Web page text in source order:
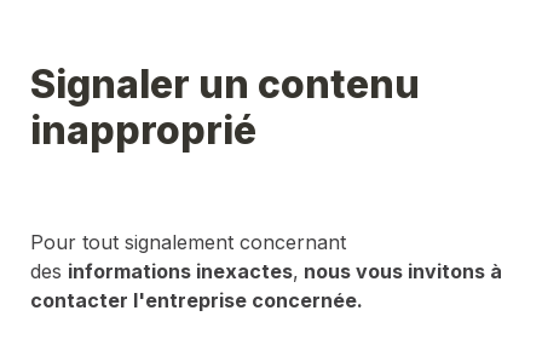
Signaler un contenu
inapproprié
Pour tout signalement concernant
des informations inexactes, nous vous invitons à
contacter l'entreprise concernée.